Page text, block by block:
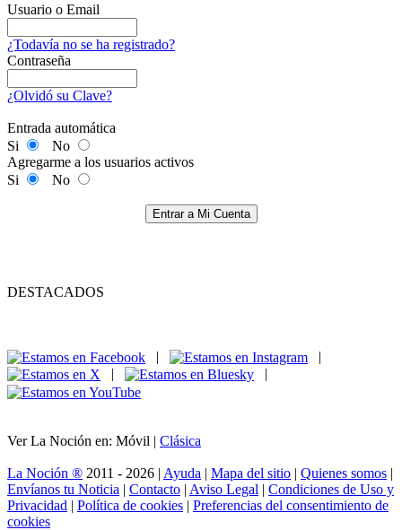
Usuario o Email
¿Todavía no se ha registrado?
Contraseña
¿Olvidó su Clave?
Entrada automática
Si
No
Agregarme a los usuarios activos
Si
No
Entrar a Mi Cuenta
DESTACADOS
|
|
|
|
Ver La Noción en: Móvil | Clásica
La Noción ® 2011 - 2026 | Ayuda | Mapa del sitio | Quienes somos |
Envíanos tu Noticia | Contacto | Aviso Legal | Condiciones de Uso y
Privacidad | Política de cookies | Preferencias del consentimiento de
cookies